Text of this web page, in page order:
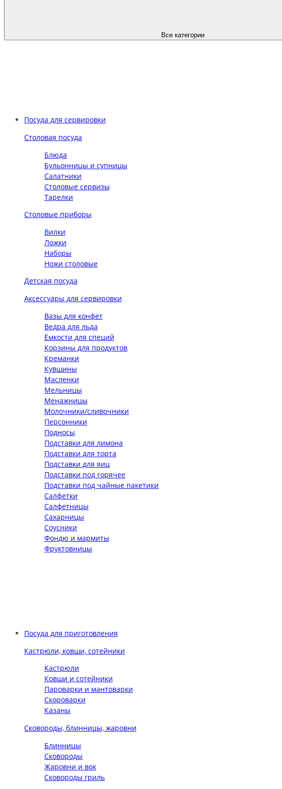
Все категории
Посуда для сервировки
Столовая посуда
Блюда
Бульонницы и супницы
Салатники
Столовые сервизы
Тарелки
Столовые приборы
Вилки
Ложки
Наборы
Ножи столовые
Детская посуда
Аксессуары для сервировки
Вазы для конфет
Ведра для льда
Ёмкости для специй
Корзины для продуктов
Креманки
Кувшины
Масленки
Мельницы
Менажницы
Молочники/сливочники
Персонники
Подносы
Подставки для лимона
Подставки для торта
Подставки для яиц
Подставки под горячее
Подставки под чайные пакетики
Салфетки
Салфетницы
Сахарницы
Соусники
Фондю и мармиты
Фруктовницы
Посуда для приготовления
Кастрюли, ковши, сотейники
Кастрюли
Ковши и сотейники
Пароварки и мантоварки
Скороварки
Казаны
Сковороды, блинницы, жаровни
Блинницы
Сковороды
Жаровни и вок
Сковороды гриль